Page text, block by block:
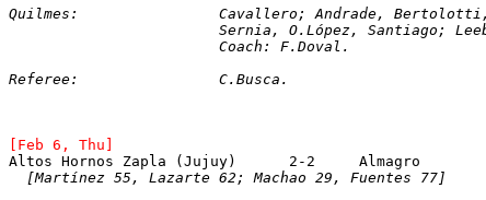
Quilmes:		Cavallero; Andrade,
Sernia, O.López, Santiago;
			Coach: F.Doval.
Referee:		C.Busca.
[Feb 6, Thu]
Altos Hornos Zapla (Jujuy)	2-2	Almagro
[Martínez 55, Lazarte 62; Machao 29, Fuentes 77]